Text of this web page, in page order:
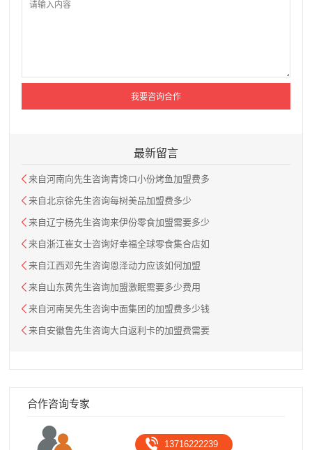
最新留言
来自河南向先生咨询青馋口小份烤鱼加盟费多
来自北京徐先生咨询每树美品加盟费多少
来自辽宁杨先生咨询来伊份零食加盟需要多少
来自浙江崔女士咨询好幸福全球零食集合店如
来自江西邓先生咨询恩泽动力应该如何加盟
来自山东黄先生咨询加盟激眠需要多少费用
来自河南吴先生咨询中面集团的加盟费多少钱
来自安徽鲁先生咨询大白返利卡的加盟费需要
合作咨询专家
13716222239